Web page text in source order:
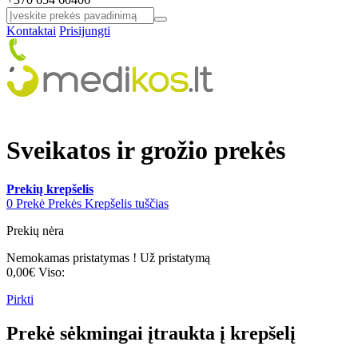
Kontaktai Prisijungti
Sveikatos ir grožio prekės
Prekių krepšelis
0 Prekė Prekės Krepšelis tuščias
Prekių nėra
Nemokamas pristatymas ! Už pristatymą
0,00€ Viso:
Pirkti
Prekė sėkmingai įtraukta į krepšelį